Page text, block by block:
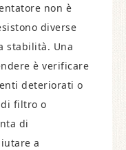
non è
diverse
stabilità. Una
è verificare
deteriorati o
filtro o
di
a